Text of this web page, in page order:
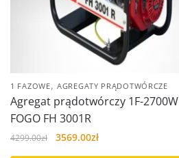
1 FAZOWE,AGREGATY PRĄDOTWÓRCZE
Agregat prądotwórczy 1F-2700W
FOGO FH 3001R
4299.00zł
Pierwotna
3569.00złAktualna